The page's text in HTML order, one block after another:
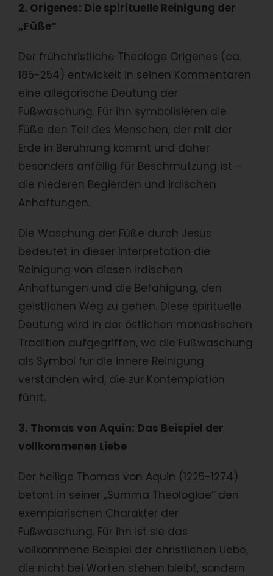
2. Origenes: Die spirituelle Reinigung der
„Füße“
Der frühchristliche Theologe Origenes (ca.
185-254) entwickelt in seinen Kommentaren
eine allegorische Deutung der
Fußwaschung. Für ihn symbolisieren die
Füße den Teil des Menschen, der mit der
Erde in Berührung kommt und daher
besonders anfällig für Beschmutzung ist –
die niederen Begierden und irdischen
Anhaftungen.
Die Waschung der Füße durch Jesus
bedeutet in dieser Interpretation die
Reinigung von diesen irdischen
Anhaftungen und die Befähigung, den
geistlichen Weg zu gehen. Diese spirituelle
Deutung wird in der östlichen monastischen
Tradition aufgegriffen, wo die Fußwaschung
als Symbol für die innere Reinigung
verstanden wird, die zur Kontemplation
führt.
3. Thomas von Aquin: Das Beispiel der
vollkommenen Liebe
Der heilige Thomas von Aquin (1225-1274)
betont in seiner „Summa Theologiae“ den
exemplarischen Charakter der
Fußwaschung. Für ihn ist sie das
vollkommene Beispiel der christlichen Liebe,
die nicht bei Worten stehen bleibt, sondern